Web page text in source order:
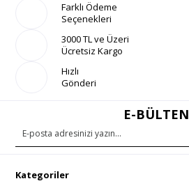
Farklı Ödeme
Seçenekleri
3000 TL ve Üzeri
Ücretsiz Kargo
Hızlı
Gönderi
E-BÜLTEN
Kategoriler